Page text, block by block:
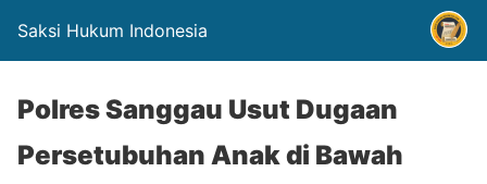
Saksi Hukum Indonesia
Polres Sanggau Usut Dugaan
Persetubuhan Anak di Bawah